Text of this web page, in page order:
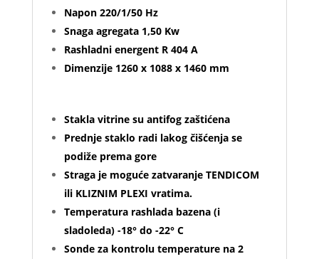
Napon 220/1/50 Hz
Snaga agregata 1,50 Kw
Rashladni energent R 404 A
Dimenzije 1260 x 1088 x 1460 mm
Stakla vitrine su antifog zaštićena
Prednje staklo radi lakog čišćenja se
podiže prema gore
Straga je moguće zatvaranje TENDICOM
ili KLIZNIM PLEXI vratima.
Temperatura rashlada bazena (i
sladoleda) -18° do -22° C
Sonde za kontrolu temperature na 2